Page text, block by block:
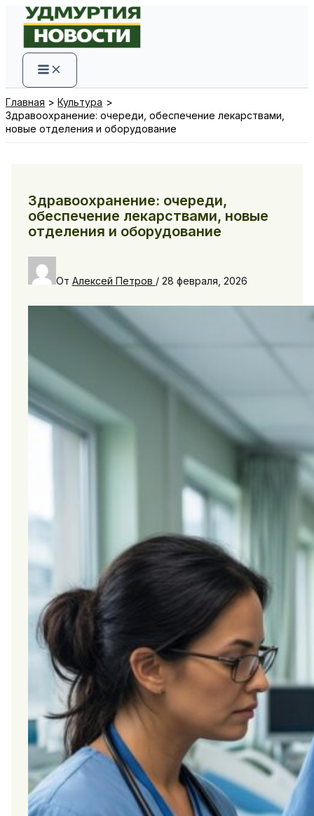
Перейти
содержимому
Главная
Культура
Здравоохранение: очереди, обеспечение лекарствами,
новые отделения и оборудование
Здравоохранение: очереди,
обеспечение лекарствами, новые
отделения и оборудование
От Алексей Петров / 28 февраля, 2026